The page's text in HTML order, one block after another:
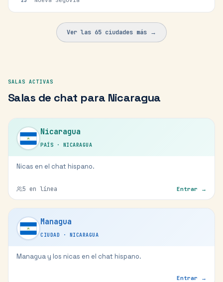
Ver las 65 ciudades más →
SALAS ACTIVAS
Salas de chat para Nicaragua
Nicaragua
PAÍS · NICARAGUA
Nicas en el chat hispano.
5 en línea Entrar →
Managua
CIUDAD · NICARAGUA
Managua y los nicas en el chat hispano.
Entrar →